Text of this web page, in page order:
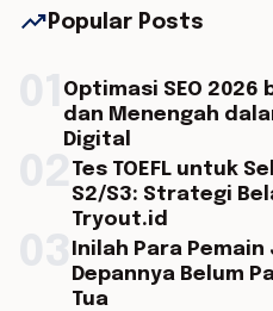
trending_up Popular Posts
Optimasi SEO 2026
dan Menengah
Digital
Tes TOEFL untuk
S2/S3: Strategi
Tryout.id
Inilah Para
Depannya Belum
Tua